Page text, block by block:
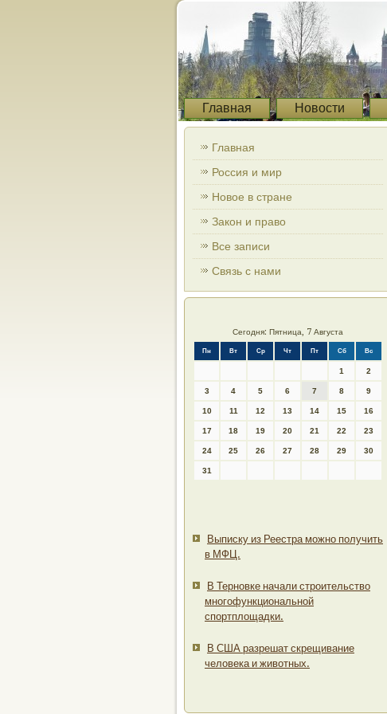
Главная Новости
Главная
Россия и мир
Новое в стране
Закон и право
Все записи
Связь с нами
Сегодня: Пятница, 7 Августа
Пн Вт Ср Чт Пт Сб Вс
1 2
3 4 5 6 7 8 9
10 11 12 13 14 15 16
17 18 19 20 21 22 23
24 25 26 27 28 29 30
31
Выписку из Реестра можно получить
в МФЦ.
В Терновке начали строительство
многофункциональной
спортплощадки.
В США разрешат скрещивание
человека и животных.